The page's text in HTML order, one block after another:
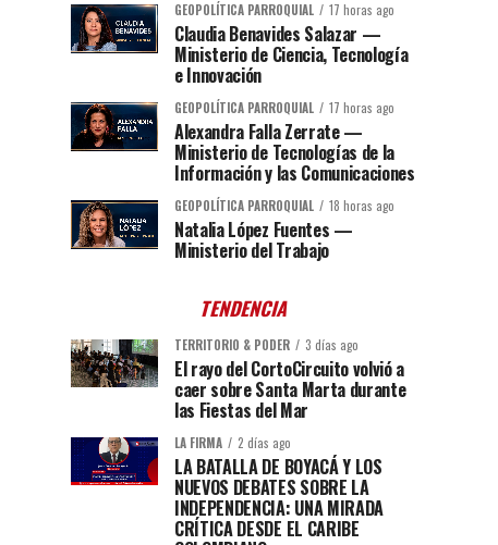
GEOPOLÍTICA PARROQUIAL 17 horas ago
Claudia Benavides Salazar —
Ministerio de Ciencia, Tecnología
e Innovación
GEOPOLÍTICA PARROQUIAL 17 horas ago
Alexandra Falla Zerrate —
Ministerio de Tecnologías de la
Información y las Comunicaciones
GEOPOLÍTICA PARROQUIAL 18 horas ago
Natalia López Fuentes —
Ministerio del Trabajo
TENDENCIA
TERRITORIO & PODER 3 días ago
El rayo del CortoCircuito volvió a
caer sobre Santa Marta durante
las Fiestas del Mar
LA FIRMA 2 días ago
LA BATALLA DE BOYACÁ Y LOS
NUEVOS DEBATES SOBRE LA
INDEPENDENCIA: UNA MIRADA
CRÍTICA DESDE EL CARIBE